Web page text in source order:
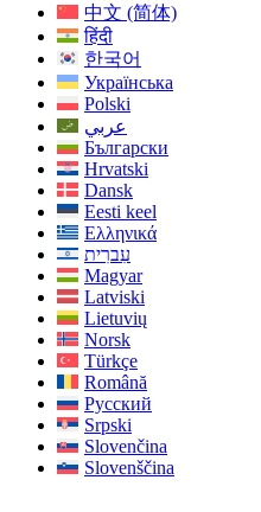
中文 (简体)
हिंदी
한국어
Українська
Polski
عربي
Български
Hrvatski
Dansk
Eesti keel
Ελληνικά
עִברִית
Magyar
Latviski
Lietuvių
Norsk
Türkçe
Română
Русский
Srpski
Slovenčina
Slovenščina